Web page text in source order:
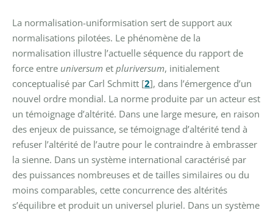
La normalisation-uniformisation sert de support aux
normalisations pilotées. Le phénomène de la
normalisation illustre l’actuelle séquence du rapport de
force entre universum et pluriversum, initialement
conceptualisé par Carl Schmitt [2], dans l’émergence d’un
nouvel ordre mondial. La norme produite par un acteur est
un témoignage d’altérité. Dans une large mesure, en raison
des enjeux de puissance, se témoignage d’altérité tend à
refuser l’altérité de l’autre pour le contraindre à embrasser
la sienne. Dans un système international caractérisé par
des puissances nombreuses et de tailles similaires ou du
moins comparables, cette concurrence des altérités
s’équilibre et produit un universel pluriel. Dans un système